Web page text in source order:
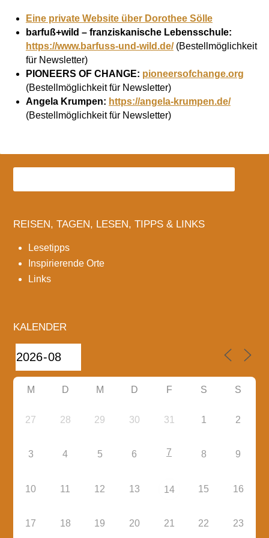
Eine private Website über Dorothee Sölle
barfuß+wild – franziskanische Lebensschule:
https://www.barfuss-und-wild.de/(Bestellmöglichkeit
für Newsletter)
PIONEERS OF CHANGE: pioneersofchange.org
(Bestellmöglichkeit für Newsletter)
Angela Krumpen: https://angela-krumpen.de/
(Bestellmöglichkeit für Newsletter)
REISEN, TAGEN, LESEN, TIPPS & LINKS
Lesetipps
Inspirierende Orte
Links
KALENDER
M D M D F S S
27 28 29 30 31 1 2
3 4 5 6 7 8 9
10 11 12 13 14 15 16
17 18 19 20 21 22 23